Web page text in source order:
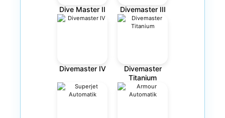
Dive Master II Divemaster III
Divemaster IV
Divemaster
Titanium